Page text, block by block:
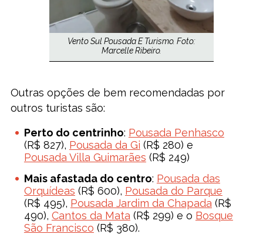
Vento Sul Pousada E Turismo. Foto:
Marcelle Ribeiro.
Outras opções de bem recomendadas por
outros turistas são:
Perto do centrinho: Pousada Penhasco
(R$ 827), Pousada da Gi (R$ 280) e
Pousada Villa Guimarães (R$ 249)
Mais afastada do centro: Pousada das
Orquídeas (R$ 600), Pousada do Parque
(R$ 495), Pousada Jardim da Chapada (R$
490), Cantos da Mata (R$ 299) e o Bosque
São Francisco (R$ 380).